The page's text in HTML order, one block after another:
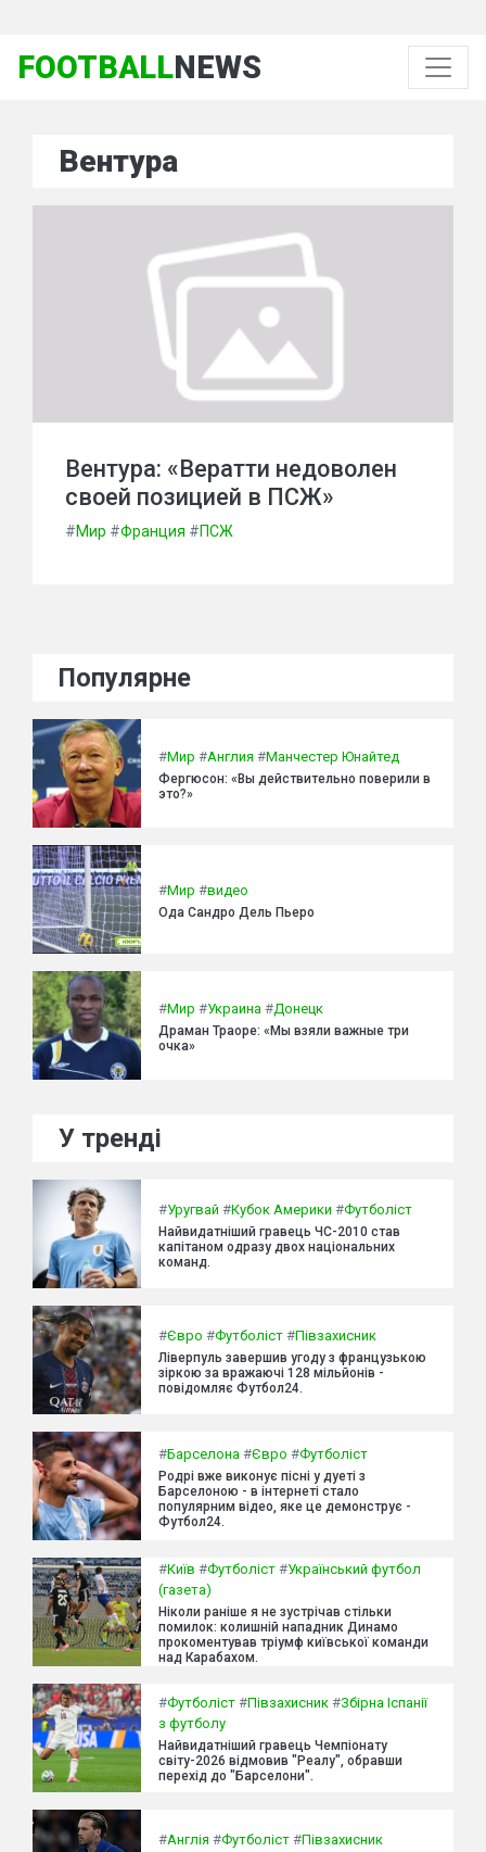
FOOTBALLNEWS
Вентура
Вентура: «Вератти недоволен
своей позицией в ПСЖ»
#Мир #Франция #ПСЖ
Популярне
#Мир #Англия #Манчестер Юнайтед
Фергюсон: «Вы действительно поверили в
это?»
#Мир #видео
Ода Сандро Дель Пьеро
#Мир #Украина #Донецк
Драман Траоре: «Мы взяли важные три
очка»
У тренді
#Уругвай #Кубок Америки #Футболіст
Найвидатніший гравець ЧС-2010 став
капітаном одразу двох національних
команд.
#Євро #Футболіст #Півзахисник
Ліверпуль завершив угоду з французькою
зіркою за вражаючі 128 мільйонів -
повідомляє Футбол24.
#Барселона #Євро #Футболіст
Родрі вже виконує пісні у дуеті з
Барселоною - в інтернеті стало
популярним відео, яке це демонструє -
Футбол24.
#Київ #Футболіст #Український футбол
(газета)
Ніколи раніше я не зустрічав стільки
помилок: колишній нападник Динамо
прокоментував тріумф київської команди
над Карабахом.
#Футболіст #Півзахисник #Збірна Іспанії
з футболу
Найвидатніший гравець Чемпіонату
світу-2026 відмовив "Реалу", обравши
перехід до "Барселони".
#Англія #Футболіст #Півзахисник